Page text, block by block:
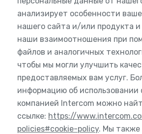
анализирует особенности
нашего сайта и/или продукта
наши взаимоотношения при
файлов и аналогичных
чтобы мы могли улучшить
предоставляемых вам услуг.
информацию об использовании
компанией Intercom можно
ссылке: https://
policies#cookie-policy. Мы